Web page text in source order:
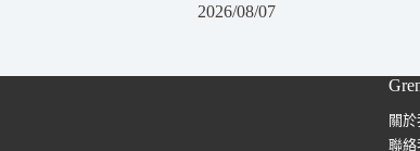
2026/08/07
關於
聯絡